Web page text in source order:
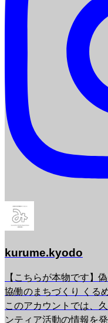
kurume.kyodo
【こちらが本物です】
協働のまちづくり くる
このアカウントでは、
ンティア活動の情報を